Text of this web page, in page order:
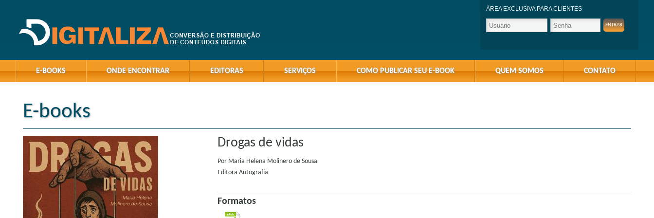
ÁREA EXCLUSIVA PARA CLIENTES
E-BOOKS ONDE ENCONTRAR EDITORAS SERVIÇOS COMO PUBLICAR SEU E-BOOK QUEM SOMOS CONTATO
E-books
Drogas de vidas
Por Maria Helena Molinero de Sousa
Editora Autografia
Formatos